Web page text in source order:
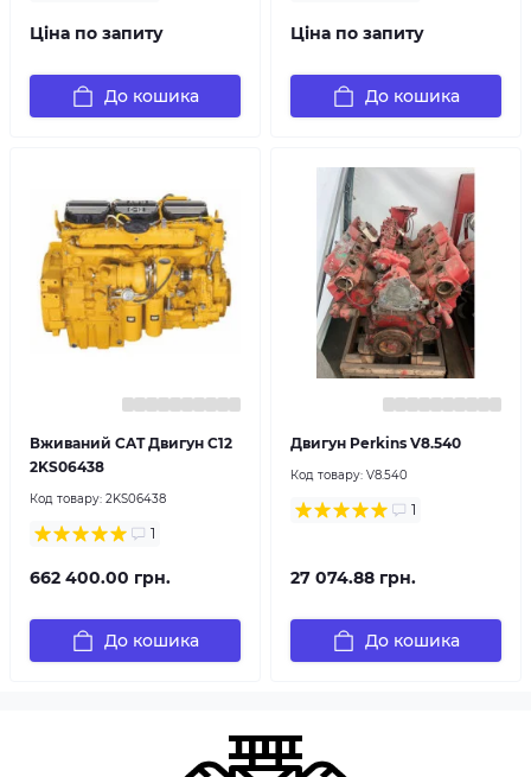
Ціна по запиту
До кошика
Ціна по запиту
До кошика
Вживаний CAT Двигун C12
2KS06438
Код товару: 2KS06438
1
662 400.00 грн.
До кошика
Двигун Perkins V8.540
Код товару: V8.540
1
27 074.88 грн.
До кошика